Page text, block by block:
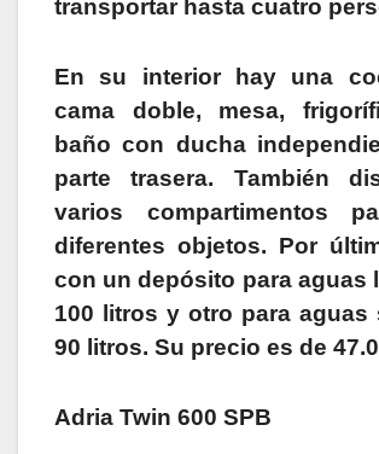
transportar hasta cuatro
En su interior hay una
cama doble, mesa,
baño con ducha
parte trasera. También
varios compartimentos
diferentes objetos. Por
con un depósito para aguas
100 litros y otro para aguas
90 litros. Su precio es de
Adria Twin 600 SPB